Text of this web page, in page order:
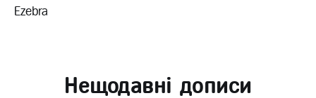
Ezebra
Нещодавні дописи